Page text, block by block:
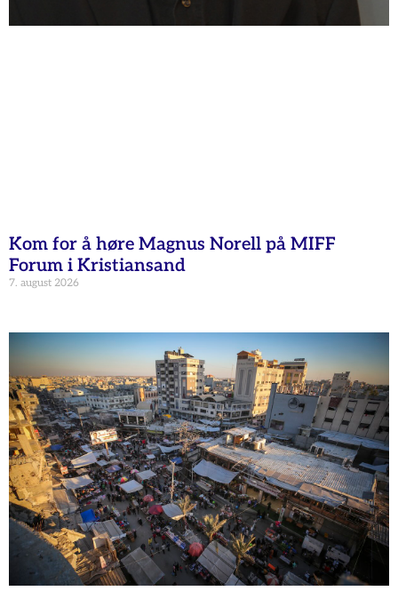
Kom for å høre Magnus Norell på MIFF
Forum i Kristiansand
7. august 2026